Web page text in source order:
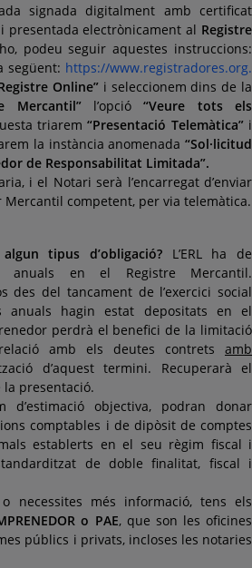
signada digitalment amb certificat
presentada electrònicament al Registre
podeu seguir aquestes instruccions:
següent: https://www.registradores.org.
Online” i seleccionem dins de la
Mercantil”l’opció“Veure tots els
triarem“Presentació Telemàtica”i
la instància anomenada “Sol·licitud
de Responsabilitat Limitada”.
i el Notari serà l’encarregat d’enviar
Mercantil competent, per via telemàtica.
tipus d’obligació? L’ERL ha de
anuals en el Registre Mercantil.
des del tancament de l’exercici social
anuals hagin estat depositats en el
perdrà el benefici de la limitació
amb els deutes contrets amb
d’aquest termini. Recuperarà el
presentació.
objectiva, podran donar
comptables i de dipòsit de comptes
establerts en el seu règim fiscal i
de doble finalitat, fiscal i
necessites més informació, tens els
o PAE, que son les oficines
públics i privats, incloses les notaries